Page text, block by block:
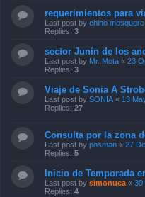
requerimientos para
Last post by chino mosquero
Replies: 3
sector Junín de los
Last post by Mr. Mota « 23
Replies: 3
Viaje de Sonia A
Last post by SONIA « 13
Replies: 27
Consulta por la zona
Last post by posman « 27
Replies: 5
Inicio de Temporada
Last post by simonuca « 30
Replies: 4